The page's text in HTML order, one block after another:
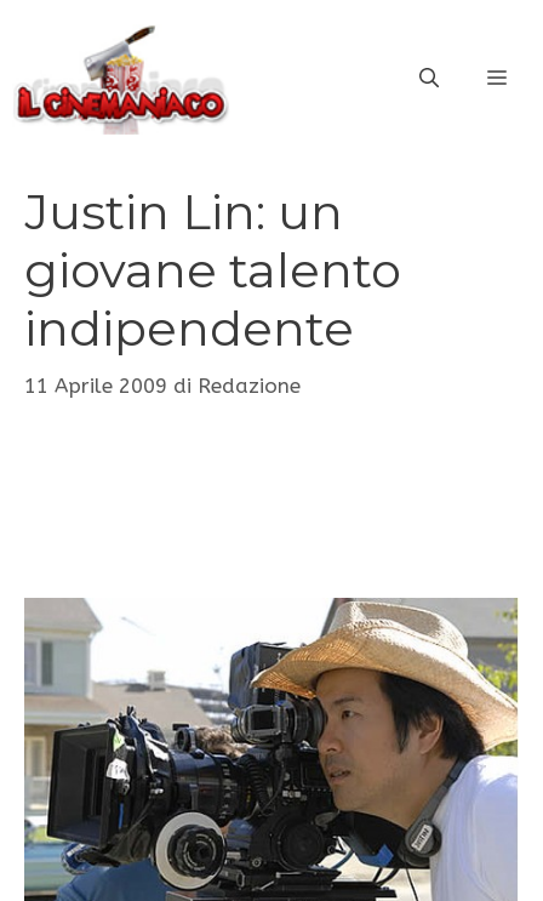
contenuto
Justin Lin: un
giovane talento
indipendente
11 Aprile 2009 di Redazione